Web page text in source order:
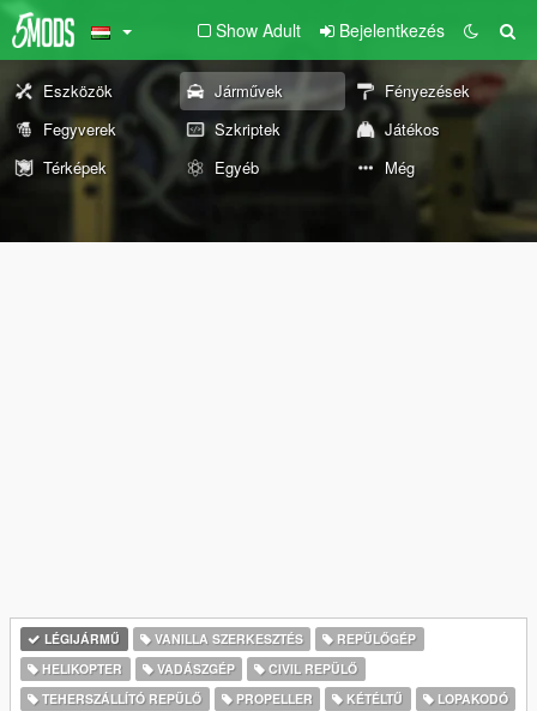
Show Adult Bejelentkezés
Eszközök Járművek
Fényezések
Fegyverek
Szkriptek
Játékos
Térképek
Egyéb Még
LÉGIJÁRMŰ VANILLA SZERKESZTÉS
REPÜLŐGÉP
HELIKOPTER
VADÁSZGÉP
CIVIL REPÜLŐ
TEHERSZÁLLÍTÓ REPÜLŐ
PROPELLER KÉTÉLTŰ
LOPAKODÓ